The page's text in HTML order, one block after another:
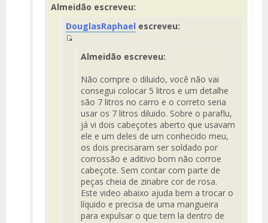
Almeidão escreveu:
DouglasRaphael escreveu:
delAlmeidão escreveu:
Não compre o diluido, você não vai
consegui colocar 5 litros e um detalhe
são 7 litros no carro e o correto seria
usar os 7 litros diluido. Sobre o paraflu,
já vi dois cabeçotes aberto que usavam
ele e um deles de um conhecido meu,
os dois precisaram ser soldado por
corrossão e aditivo bom não corroe
cabeçote. Sem contar com parte de
peças cheia de zinabre cor de rosa.
Este video abaixo ajuda bem a trocar o
líquido e precisa de uma mangueira
para expulsar o que tem la dentro de